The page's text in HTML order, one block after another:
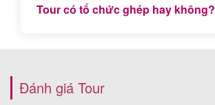
Tháp.
Tour có tổ chức ghép hay không?
Đánh giá Tour